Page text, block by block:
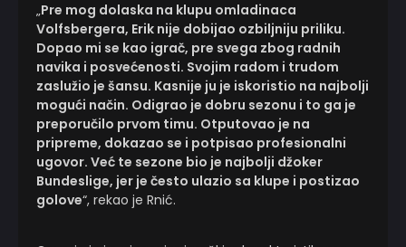
„Pre mog dolaska na klupu omladinaca
Volfsbergera, Erik nije dobijao ozbiljniju priliku.
Dopao mi se kao igrač, pre svega zbog radnih
navika i posvećenosti. Svojim radom i trudom
zaslužio je šansu. Kasnije ju je iskoristio na najbolji
mogući način. Odigrao je dobru sezonu i to ga je
preporučilo prvom timu. Otputovao je na
pripreme, dokazao se i potpisao profesionalni
ugovor. Već te sezone bio je najbolji džoker
Bundeslige, jer je često ulazio sa klupe i postizao
golove“, rekao je Rnić.